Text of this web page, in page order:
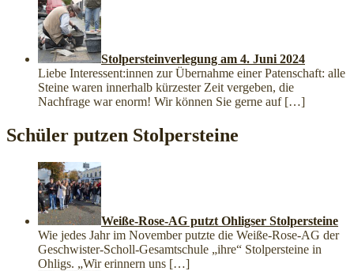
Stolpersteinverlegung am 4. Juni 2024
Liebe Interessent:innen zur Übernahme einer Patenschaft: alle
Steine waren innerhalb kürzester Zeit vergeben, die
Nachfrage war enorm! Wir können Sie gerne auf […]
Schüler putzen Stolpersteine
Weiße-Rose-AG putzt Ohligser Stolpersteine
Wie jedes Jahr im November putzte die Weiße-Rose-AG der
Geschwister-Scholl-Gesamtschule „ihre“ Stolpersteine in
Ohligs. „Wir erinnern uns […]